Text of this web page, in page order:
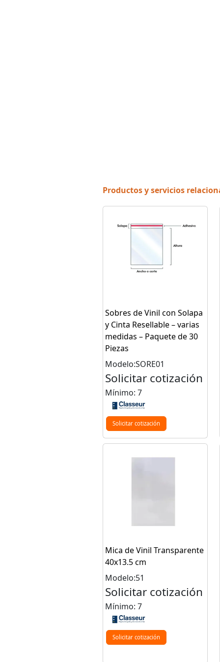
Productos y servicios
Sobres de Vinil con Solapa
y Cinta Resellable – varias
medidas – Paquete de 30
Piezas
Modelo:SORE01
Solicitar cotización
Mínimo: 7
Solicitar cotización
Mica de Vinil Transparente
40x13.5 cm
Modelo:51
Solicitar cotización
Mínimo: 7
Solicitar cotización